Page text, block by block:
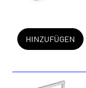
HINZUFÜGEN